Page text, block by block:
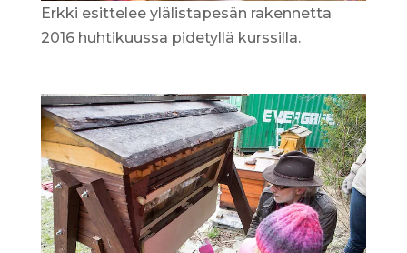
Erkki esittelee ylälistapesän rakennetta
2016 huhtikuussa pidetyllä kurssilla.